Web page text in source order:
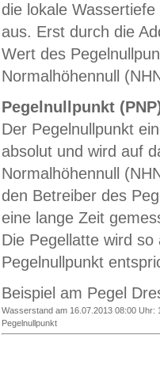
die lokale
aus. Erst durch die
Wert des
Normalhöhennull
Pegelnullpunkt
Der Pegelnullpunkt
absolut und wird auf
Normalhöhennull
den Betreiber des
eine lange Zeit
Die Pegellatte wird
Pegelnullpunkt
Beispiel am Pegel
Wasserstand am 16.07.2013 08:00 Uhr:
Pegelnullpunkt